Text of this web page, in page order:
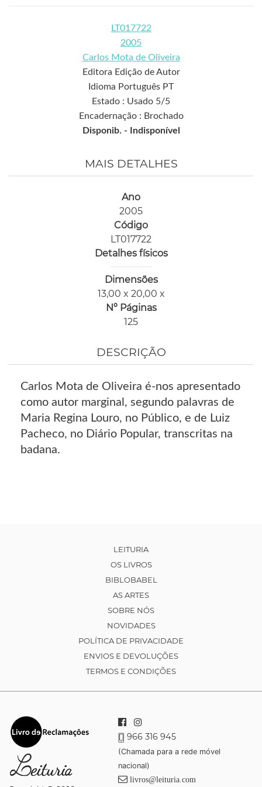
LT017722
2005
Carlos Mota de Oliveira
Editora Edição de Autor
Idioma Português PT
Estado : Usado 5/5
Encadernação : Brochado
Disponib. -
Indisponível
MAIS DETALHES
Ano
2005
Código
LT017722
Detalhes físicos
Dimensões
13,00 x 20,00 x
Nº Páginas
125
DESCRIÇÃO
Carlos Mota de Oliveira é-nos apresentado
como autor marginal, segundo palavras de
Maria Regina Louro, no Público, e de Luiz
Pacheco, no Diário Popular, transcritas na
badana.
LEITURIA
OS LIVROS
BIBLOBABEL
AS ARTES
SOBRE NÓS
NOVIDADES
POLÍTICA DE PRIVACIDADE
ENVIOS E DEVOLUÇÕES
TERMOS E CONDIÇÕES
966 316 945
(Chamada para a rede móvel
nacional)
livros@leituria.com